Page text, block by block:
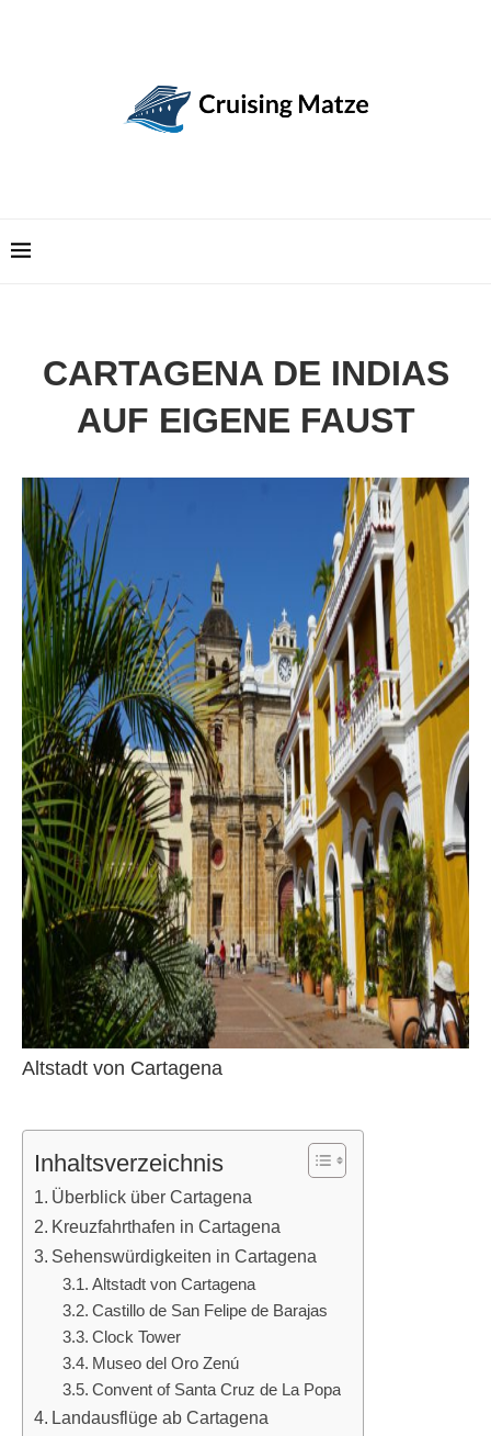
CARTAGENA DE INDIAS
AUF EIGENE FAUST
Altstadt von Cartagena
Inhaltsverzeichnis
Überblick über Cartagena
Kreuzfahrthafen in Cartagena
Sehenswürdigkeiten in Cartagena
Altstadt von Cartagena
Castillo de San Felipe de Barajas
Clock Tower
Museo del Oro Zenú
Convent of Santa Cruz de La Popa
Landausflüge ab Cartagena